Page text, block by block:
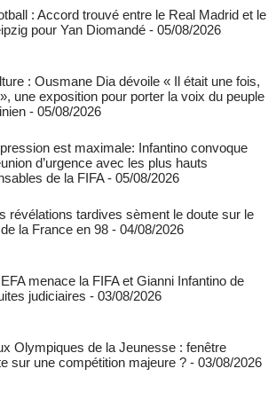
: Accord trouvé entre le Real Madrid et le
pour Yan Diomandé - 05/08/2026
: Ousmane Dia dévoile « Il était une fois,
une exposition pour porter la voix du peuple
- 05/08/2026
est maximale: Infantino convoque
d’urgence avec les plus hauts
de la FIFA - 05/08/2026
révélations tardives sèment le doute sur le
la France en 98 - 04/08/2026
menace la FIFA et Gianni Infantino de
judiciaires - 03/08/2026
Olympiques de la Jeunesse : fenêtre
sur une compétition majeure ? - 03/08/2026